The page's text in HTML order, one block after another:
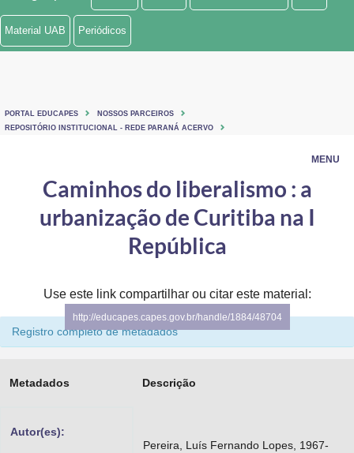
Ministério de Minas e Energia
Ministério do Turismo
Controladoria-Geral da União
Ministério da Mulher, da Família e dos Direitos Humanos
Secretaria de Governo
Gabinete de Segurança Institucional
Planalto
MENU
Material UAB Periódicos
PORTAL EDUCAPES
NOSSOS PARCEIROS
REPOSITÓRIO INSTITUCIONAL - REDE PARANÁ ACERVO
Caminhos do liberalismo : a
urbanização de Curitiba na I
República
Use este link compartilhar ou citar este material:
http://educapes.capes.gov.br/handle/1884/48704
Registro completo de metadados
Metadados Descrição
Autor(es):
Pereira, Luís Fernando Lopes, 1967-